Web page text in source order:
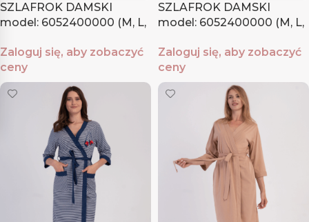
SZLAFROK DAMSKI
model: 6052400000 (M, L,
Zaloguj się, aby zobaczyć
ceny
SZLAFROK DAMSKI
model: 6052400000 (M, L,
Zaloguj się, aby zobaczyć
ceny